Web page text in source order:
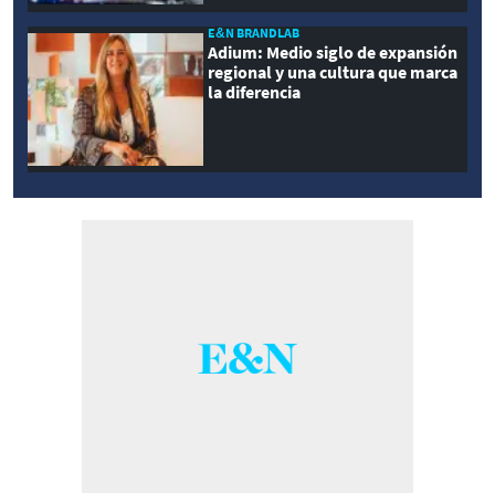
E&N BRANDLAB
Adium: Medio siglo de expansión
regional y una cultura que marca
la diferencia